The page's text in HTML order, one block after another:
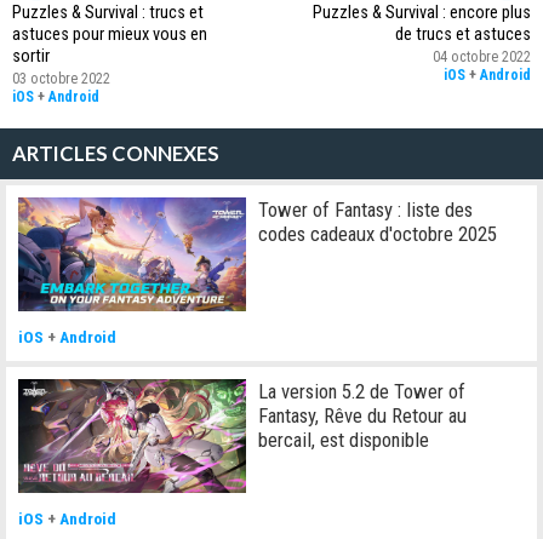
Puzzles & Survival : trucs et
astuces pour mieux vous en
sortir
03 octobre 2022
iOS + Android
Puzzles & Survival : encore plus
de trucs et astuces
04 octobre 2022
iOS + Android
ARTICLES CONNEXES
Tower of Fantasy : liste des
codes cadeaux d'octobre 2025
iOS + Android
La version 5.2 de Tower of
Fantasy, Rêve du Retour au
bercail, est disponible
iOS + Android